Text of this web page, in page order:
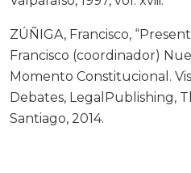
ZÚÑIGA, Francisco,
Francisco (coordinador)
Momento Constitucional.
Debates, LegalPublishing,
Santiago, 2014.